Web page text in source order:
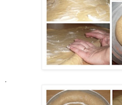
.